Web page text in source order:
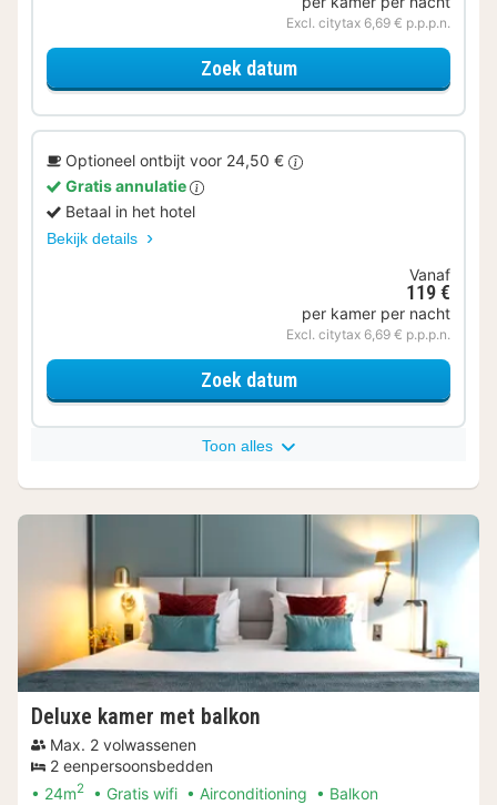
Excl. citytax 6,69 € p.p.p.n.
Zoek datumvoor Deluxe kamer
Optioneel ontbijt voor 24,50 €
Gratis annulatie
Betaal in het hotel
Bekijk details
Vanaf
119 €
per kamer per nacht
Excl. citytax 6,69 € p.p.p.n.
Zoek datumvoor Deluxe kamer
Toon alles
Deluxe kamer met balkon
Max. 2 volwassenen
2 eenpersoonsbedden
24m2 Gratis wifi Airconditioning Balkon